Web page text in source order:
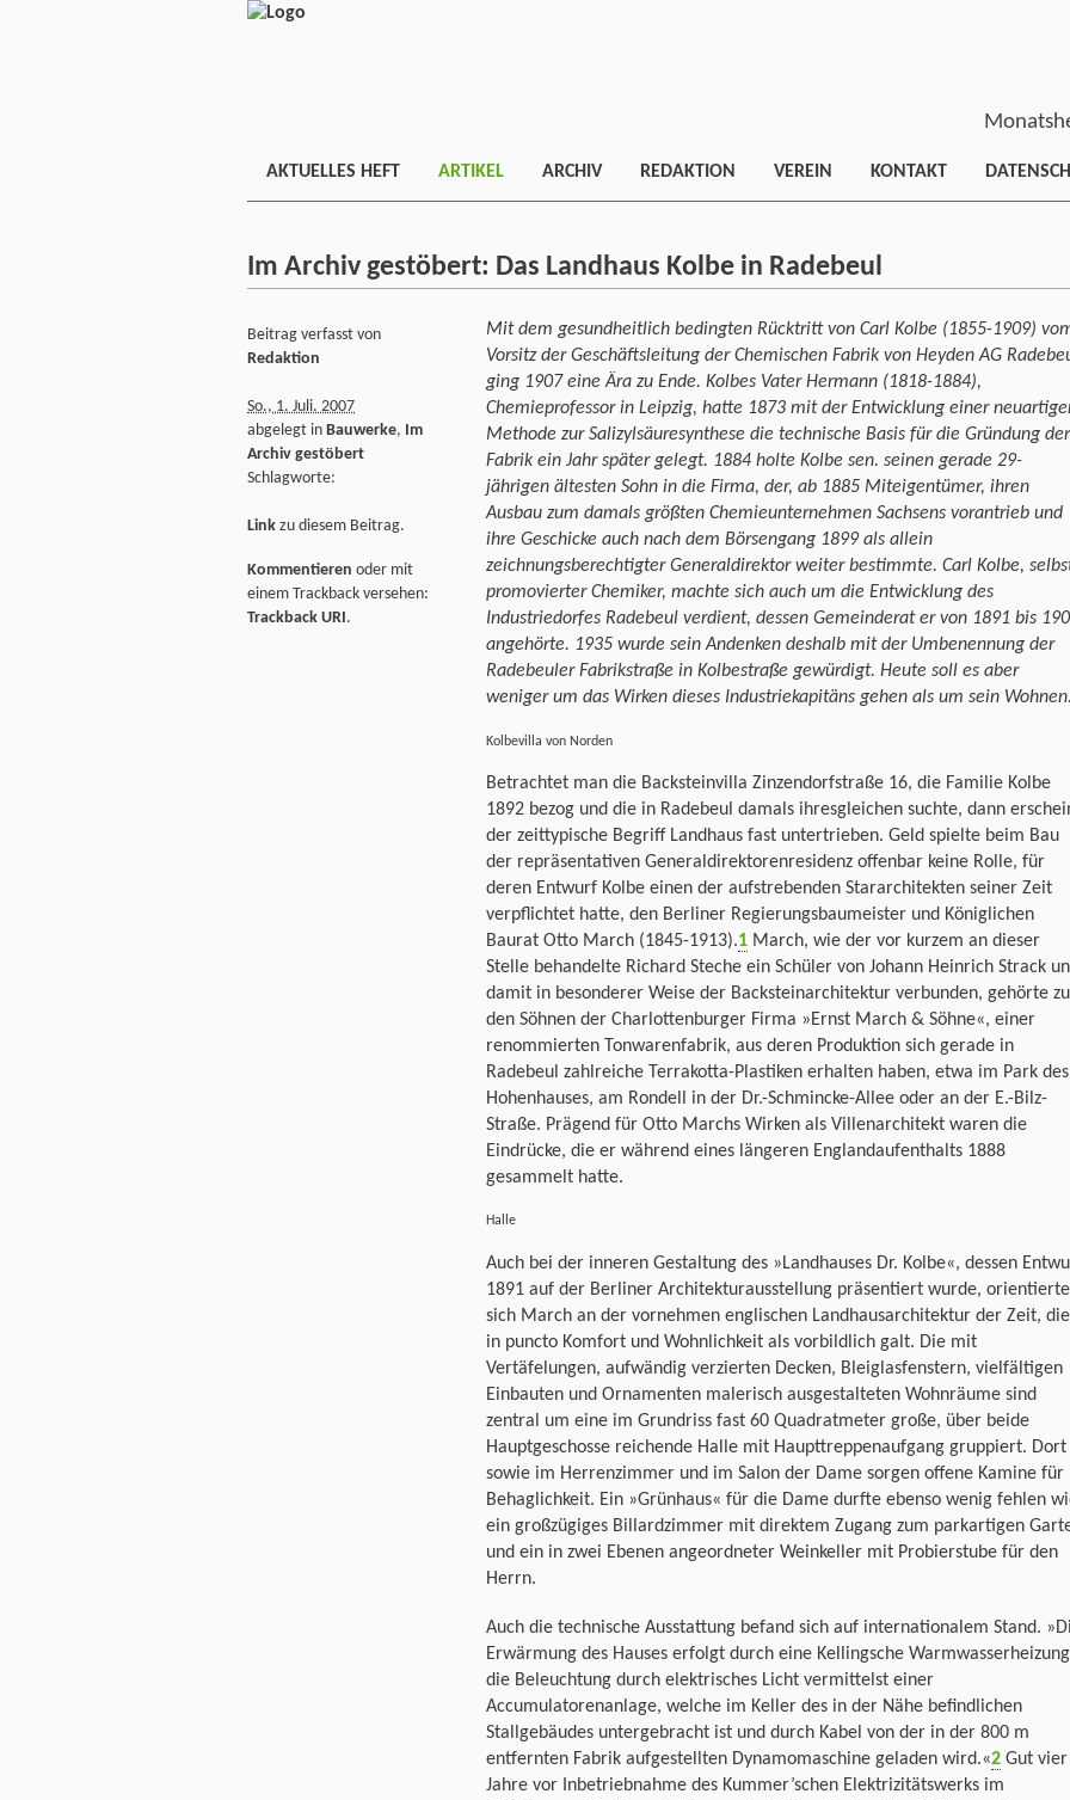
AKTUELLES HEFT ARTIKEL ARCHIV REDAKTION VEREIN KONTAKT
Im Archiv gestöbert: Das Landhaus Kolbe in Radebeul
Mit dem gesundheitlich bedingten Rücktritt von Carl Kolbe (1855-1909)
Vorsitz der Geschäftsleitung der Chemischen Fabrik von Heyden AG
ging 1907 eine Ära zu Ende. Kolbes Vater Hermann (1818-1884),
Chemieprofessor in Leipzig, hatte 1873 mit der Entwicklung einer
Methode zur Salizylsäuresynthese die technische Basis für die Gründung der
Fabrik ein Jahr später gelegt. 1884 holte Kolbe sen. seinen gerade 29-
jährigen ältesten Sohn in die Firma, der, ab 1885 Miteigentümer, ihren
Ausbau zum damals größten Chemieunternehmen Sachsens vorantrieb und
ihre Geschicke auch nach dem Börsengang 1899 als allein
zeichnungsberechtigter Generaldirektor weiter bestimmte. Carl Kolbe,
promovierter Chemiker, machte sich auch um die Entwicklung des
Industriedorfes Radebeul verdient, dessen Gemeinderat er von 1891 bis
angehörte. 1935 wurde sein Andenken deshalb mit der Umbenennung der
Radebeuler Fabrikstraße in Kolbestraße gewürdigt. Heute soll es aber
weniger um das Wirken dieses Industriekapitäns gehen als um sein Wohnen.
Kolbevilla von Norden
Betrachtet man die Backsteinvilla Zinzendorfstraße 16, die Familie Kolbe
1892 bezog und die in Radebeul damals ihresgleichen suchte, dann
der zeittypische Begriff Landhaus fast untertrieben. Geld spielte beim Bau
der repräsentativen Generaldirektorenresidenz offenbar keine Rolle, für
deren Entwurf Kolbe einen der aufstrebenden Stararchitekten seiner Zeit
verpflichtet hatte, den Berliner Regierungsbaumeister und Königlichen
Baurat Otto March (1845-1913).1 March, wie der vor kurzem an dieser
Stelle behandelte Richard Steche ein Schüler von Johann Heinrich Strack
damit in besonderer Weise der Backsteinarchitektur verbunden, gehörte zu
den Söhnen der Charlottenburger Firma »Ernst March & Söhne«, einer
renommierten Tonwarenfabrik, aus deren Produktion sich gerade in
Radebeul zahlreiche Terrakotta-Plastiken erhalten haben, etwa im Park des
Hohenhauses, am Rondell in der Dr.-Schmincke-Allee oder an der E.-Bilz-
Straße. Prägend für Otto Marchs Wirken als Villenarchitekt waren die
Eindrücke, die er während eines längeren Englandaufenthalts 1888
gesammelt hatte.
Halle
Auch bei der inneren Gestaltung des »Landhauses Dr. Kolbe«, dessen
1891 auf der Berliner Architekturausstellung präsentiert wurde, orientierte
sich March an der vornehmen englischen Landhausarchitektur der Zeit, die
in puncto Komfort und Wohnlichkeit als vorbildlich galt. Die mit
Vertäfelungen, aufwändig verzierten Decken, Bleiglasfenstern, vielfältigen
Einbauten und Ornamenten malerisch ausgestalteten Wohnräume sind
zentral um eine im Grundriss fast 60 Quadratmeter große, über beide
Hauptgeschosse reichende Halle mit Haupttreppenaufgang gruppiert. Dort
sowie im Herrenzimmer und im Salon der Dame sorgen offene Kamine für
Behaglichkeit. Ein »Grünhaus« für die Dame durfte ebenso wenig fehlen
ein großzügiges Billardzimmer mit direktem Zugang zum parkartigen
und ein in zwei Ebenen angeordneter Weinkeller mit Probierstube für den
Herrn.
Auch die technische Ausstattung befand sich auf internationalem Stand.
Erwärmung des Hauses erfolgt durch eine Kellingsche
die Beleuchtung durch elektrisches Licht vermittelst einer
Accumulatorenanlage, welche im Keller des in der Nähe befindlichen
Stallgebäudes untergebracht ist und durch Kabel von der in der 800 m
entfernten Fabrik aufgestellten Dynamomaschine geladen wird.«2 Gut vier
Jahre vor Inbetriebnahme des Kummer’schen Elektrizitätswerks im
Beitrag verfasst von
Redaktion
So., 1. Juli. 2007
abgelegt in Bauwerke, Im
Archiv gestöbert
Schlagworte:
Link zu diesem Beitrag.
Kommentieren oder mit
einem Trackback versehen:
Trackback URI.